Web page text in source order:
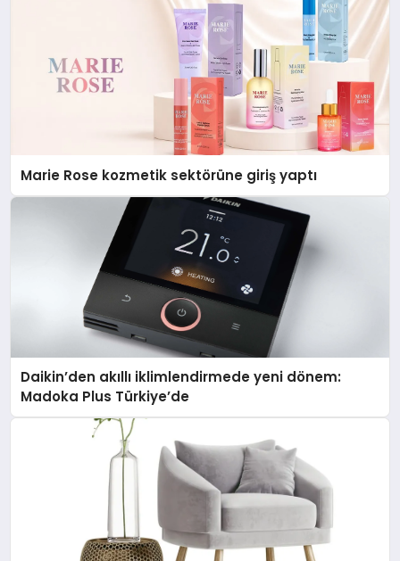
Marie Rose kozmetik sektörüne giriş yaptı
Daikin’den akıllı iklimlendirmede yeni dönem:
Madoka Plus Türkiye’de